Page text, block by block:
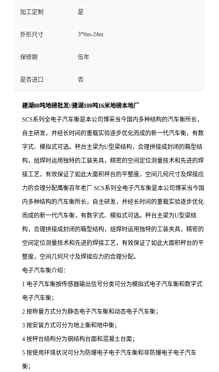
加工定制 是
外形尺寸 3*6m-24m
保修期 伍年
是否进口 否
建湖80吨地磅批发//建湖100吨16米地磅本地厂
SCS系列全电子汽车衡是本公司博采当今国内多种结构的汽车衡所长，
自主研发，并经长时间的重载实验逐步优化而成的新一代汽车衡，有数
字式、模拟式可选。秤台主梁为U型梁结构，合理拼接成封闭的箱型结
构，组焊时运用独特的工装夹具，精密的空间定位测量技术和先进的焊
接工艺，有效保证了如此大面积秤台的平整度，空间几何尺寸及焊接应
力的合理分配鹰衡百年老厂 SCS系列全电子汽车衡是本公司博采当今国
内多种结构的汽车衡所长，自主研发，并经长时间的重载实验逐步优化
而成的新一代汽车衡，有数字式、模拟式可选。秤台主梁为U型梁结
构，合理拼接成封闭的箱型结构，组焊时运用独特的工装夹具，精密的
空间定位测量技术和先进的焊接工艺，有效保证了如此大面积秤台的平
整度，空间几何尺寸及焊接应力的合理分配。
电子汽车衡介绍：
1 电子汽车衡按传感器输出信号分类可分为模拟式电子汽车衡和数字式
电子汽车衡；
2 按称量方式分为静态电子汽车衡和动态电子汽车衡；
3 按安装方式可分为地上衡和地中衡；
4 按秤台结构分为钢结构台面和混凝土台面；
5 按使用环境状况可分为防爆电子电子汽车衡和非防爆电子电子汽车
衡；